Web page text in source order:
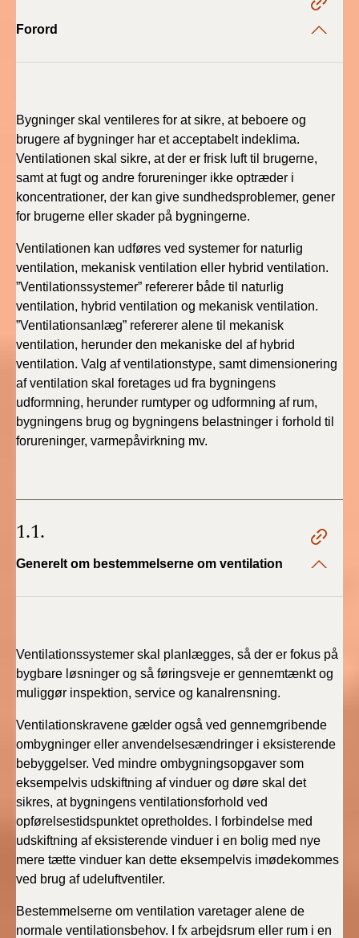
BR18 (1/1 - 30/6
BR18 (1/1-29/6
2021)
BR18 (1/7-31/12
2020)
2020)
BR18 (1/1-9/3 2020)
BR18 (4/7-31/12
2019)
BR18 (1/1-4/7 2019)
BR15 (2015-2018)
Forord
Bygninger skal ventileres for at sikre, at beboere og
brugere af bygninger har et acceptabelt indeklima.
Ventilationen skal sikre, at der er frisk luft til brugerne,
samt at fugt og andre forureninger ikke optræder i
koncentrationer, der kan give sundhedsproblemer, gener
for brugerne eller skader på bygningerne.
Ventilationen kan udføres ved systemer for naturlig
ventilation, mekanisk ventilation eller hybrid ventilation.
”Ventilationssystemer” refererer både til naturlig
ventilation, hybrid ventilation og mekanisk ventilation.
”Ventilationsanlæg” refererer alene til mekanisk
ventilation, herunder den mekaniske del af hybrid
ventilation. Valg af ventilationstype, samt dimensionering
af ventilation skal foretages ud fra bygningens
udformning, herunder rumtyper og udformning af rum,
bygningens brug og bygningens belastninger i forhold til
forureninger, varmepåvirkning mv.
1.1.
Generelt om bestemmelserne om ventilation
Ventilationssystemer skal planlægges, så der er fokus på
bygbare løsninger og så føringsveje er gennemtænkt og
muliggør inspektion, service og kanalrensning.
Ventilationskravene gælder også ved gennemgribende
ombygninger eller anvendelsesændringer i eksisterende
bebyggelser. Ved mindre ombygningsopgaver som
eksempelvis udskiftning af vinduer og døre skal det
sikres, at bygningens ventilationsforhold ved
opførelsestidspunktet opretholdes. I forbindelse med
udskiftning af eksisterende vinduer i en bolig med nye
mere tætte vinduer kan dette eksempelvis imødekommes
ved brug af udeluftventiler.
Bestemmelserne om ventilation varetager alene de
normale ventilationsbehov. I fx arbejdsrum eller rum i en